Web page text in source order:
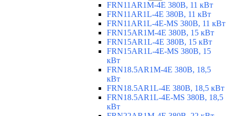
FRN11AR1M-4E 380В, 11 кВт
FRN11AR1L-4E 380В, 11 кВт
FRN11AR1L-4E-MS 380В, 11 кВт
FRN15AR1M-4E 380В, 15 кВт
FRN15AR1L-4E 380В, 15 кВт
FRN15AR1L-4E-MS 380В, 15
кВт
FRN18.5AR1M-4E 380В, 18,5
кВт
FRN18.5AR1L-4E 380В, 18,5 кВт
FRN18.5AR1L-4E-MS 380В, 18,5
кВт